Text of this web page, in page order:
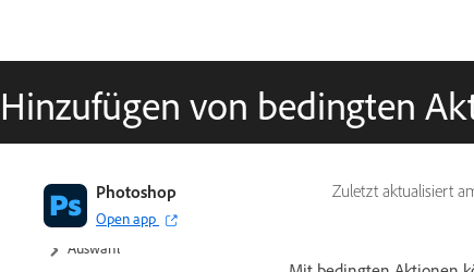
Hinzufügen von bedingten
Zuletzt aktualisiert
Photoshop
Open app
Arbeitsbereich
Ebenen
Auswahl